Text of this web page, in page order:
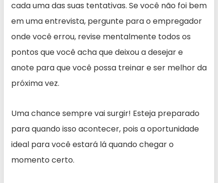
cada uma das suas tentativas. Se você não foi bem
em uma entrevista, pergunte para o empregador
onde você errou, revise mentalmente todos os
pontos que você acha que deixou a desejar e
anote para que você possa treinar e ser melhor da
próxima vez.
Uma chance sempre vai surgir! Esteja preparado
para quando isso acontecer, pois a oportunidade
ideal para você estará lá quando chegar o
momento certo.